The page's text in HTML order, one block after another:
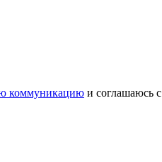
коммуникацию и соглашаюсь с